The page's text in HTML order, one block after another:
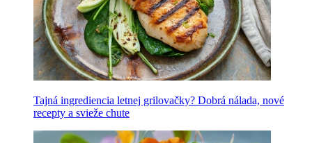
Tajná ingrediencia letnej grilovačky? Dobrá nálada, nové
recepty a svieže chute